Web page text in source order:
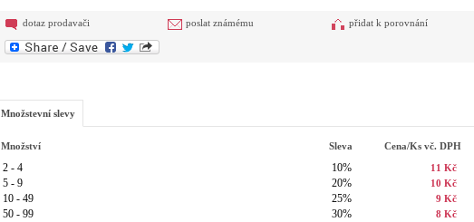
dotaz prodavači poslat známému přidat k porovnání
Množstevní slevy
Množství Sleva Cena/ks vč. DPH
2 - 4 10% 11 Kč
5 - 9 20% 10 Kč
10 - 49 25% 9 Kč
50 - 99 30% 8 Kč